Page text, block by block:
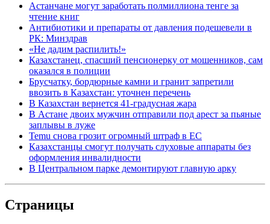
Астанчане могут заработать полмиллиона тенге за
чтение книг
Антибиотики и препараты от давления подешевели в
РК: Минздрав
«Не дадим распилить!»
Казахстанец, спасший пенсионерку от мошенников, сам
оказался в полиции
Брусчатку, бордюрные камни и гранит запретили
ввозить в Казахстан: уточнен перечень
В Казахстан вернется 41-градусная жара
В Астане двоих мужчин отправили под арест за пьяные
заплывы в луже
Temu снова грозит огромный штраф в ЕС
Казахстанцы смогут получать слуховые аппараты без
оформления инвалидности
В Центральном парке демонтируют главную арку
Страницы